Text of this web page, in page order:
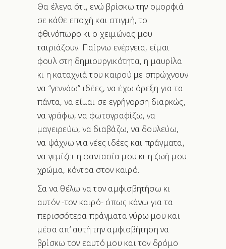
Θα έλεγα ότι, ενώ βρίσκω την ομορφιά
σε κάθε εποχή και στιγμή, το
φθινόπωρο κι ο χειμώνας μου
ταιριάζουν. Παίρνω ενέργεια, είμαι
φουλ στη δημιουργικότητα, η μαυρίλα
κι η καταχνιά του καιρού με σπρώχνουν
να “γεννάω” ιδέες, να έχω όρεξη για τα
πάντα, να είμαι σε εγρήγορση διαρκώς,
να γράφω, να φωτογραφίζω, να
μαγειρεύω, να διαβάζω, να δουλεύω,
να ψάχνω για νέες ιδέες και πράγματα,
να γεμίζει η φαντασία μου κι η ζωή μου
χρώμα, κόντρα στον καιρό.
Σα να θέλω να τον αμφισβητήσω κι
αυτόν -τον καιρό- όπως κάνω για τα
περισσότερα πράγματα γύρω μου και
μέσα απ’ αυτή την αμφισβήτηση να
βρίσκω τον εαυτό μου και τον δρόμο